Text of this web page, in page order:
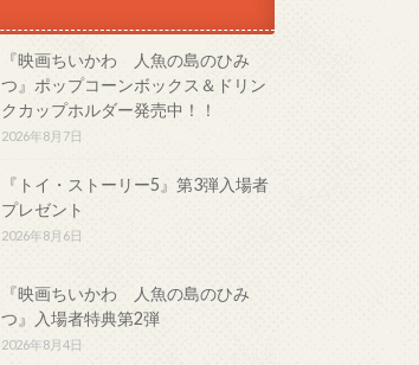
『映画ちいかわ 人魚の島のひみ
つ』ポップコーンボックス＆ドリン
クカップホルダー発売中！！
2026年8月7日
『トイ・ストーリー5』第3弾入場者
プレゼント
2026年8月6日
『映画ちいかわ 人魚の島のひみ
つ』入場者特典第2弾
2026年8月4日